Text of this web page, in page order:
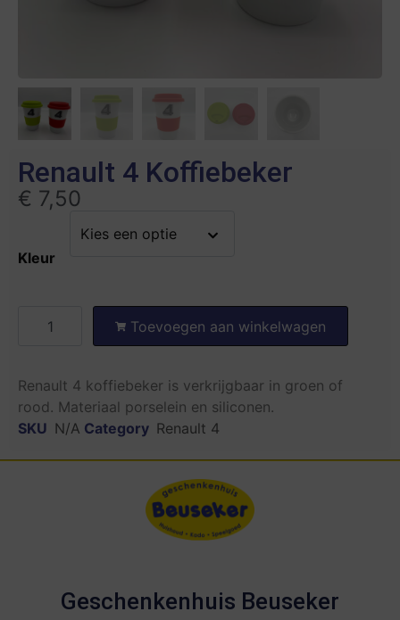
Renault 4 Koffiebeker
€ 7,50
Kleur
Toevoegen aan winkelwagen
Renault 4 koffiebeker is verkrijgbaar in groen of
rood. Materiaal porselein en siliconen.
SKU N/A Category Renault 4
Geschenkenhuis Beuseker